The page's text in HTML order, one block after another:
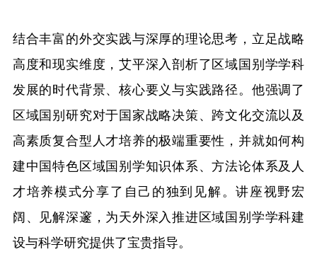
结合丰富的外交实践与深厚的理论思考，立足战略
高度和现实维度，艾平深入剖析了区域国别学学科
发展的时代背景、核心要义与实践路径。他强调了
区域国别研究对于国家战略决策、跨文化交流以及
高素质复合型人才培养的极端重要性，并就如何构
建中国特色区域国别学知识体系、方法论体系及人
才培养模式分享了自己的独到见解。讲座视野宏
阔、见解深邃，为天外深入推进区域国别学学科建
设与科学研究提供了宝贵指导。